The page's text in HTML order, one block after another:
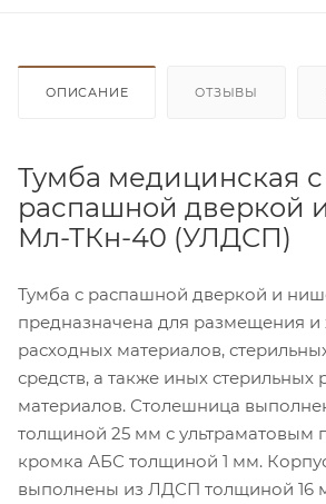
ОПИСАНИЕ ОТЗЫВЫ
Тумба медицинская с
распашной дверкой
Мл-ТКн-40 (УЛДСП)
Тумба с распашной дверкой и
предназначена для размещения и
расходных материалов,
средств, а также иных стерильных
материалов. Столешница
толщиной 25 мм с ультраматовым
кромка АБС толщиной 1 мм.
выполнены из ЛДСП толщиной 16